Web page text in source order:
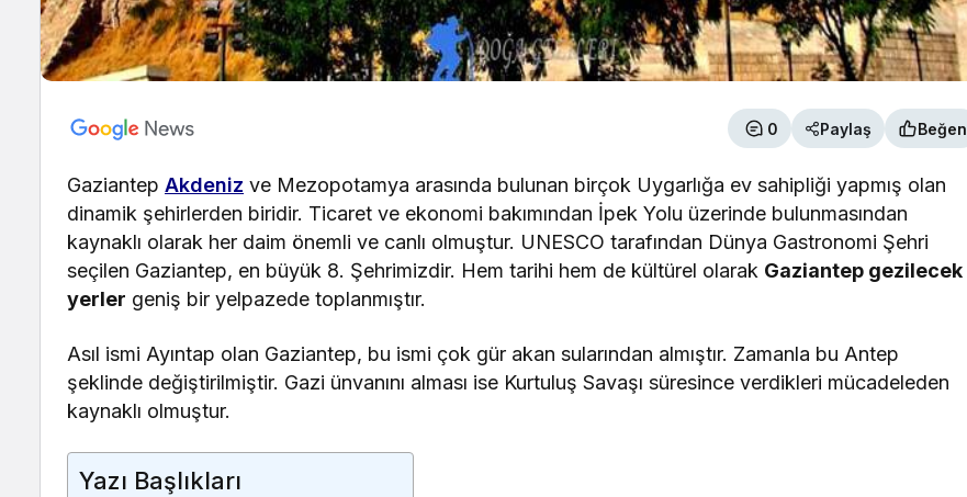
0 Paylaş Beğen
GaziantepAkdeniz ve Mezopotamya arasında bulunan birçok Uygarlığa ev sahipliği yapmış olan
dinamik şehirlerden biridir. Ticaret ve ekonomi bakımından İpek Yolu üzerinde bulunmasından
kaynaklı olarak her daim önemli ve canlı olmuştur. UNESCO tarafından Dünya Gastronomi Şehri
seçilen Gaziantep, en büyük 8. Şehrimizdir. Hem tarihi hem de kültürel olarak Gaziantep gezilecek
yerler geniş bir yelpazede toplanmıştır.
Asıl ismi Ayıntap olan Gaziantep, bu ismi çok gür akan sularından almıştır. Zamanla bu Antep
şeklinde değiştirilmiştir. Gazi ünvanını alması ise Kurtuluş Savaşı süresince verdikleri mücadeleden
kaynaklı olmuştur.
Yazı Başlıkları